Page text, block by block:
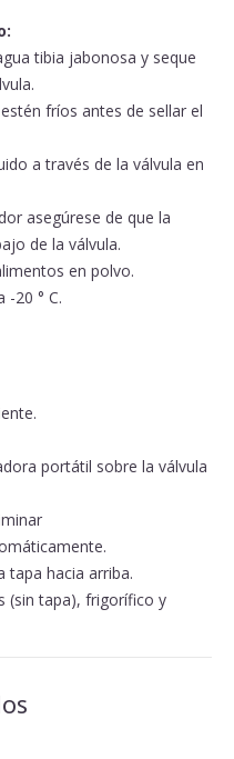
tibia jabonosa y seque
fríos antes de sellar el
a través de la válvula en
asegúrese de que la
de la válvula.
en polvo.
-20 ° C.
portátil sobre la válvula
tapa hacia arriba.
(sin tapa), frigorífico y